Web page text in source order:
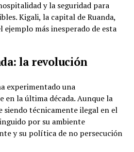
y la seguridad para
Kigali, la capital de Ruanda,
ejemplo más inesperado de esta
la revolución
experimentado una
en la última década. Aunque la
siendo técnicamente ilegal en el
por su ambiente
y su política de no persecución